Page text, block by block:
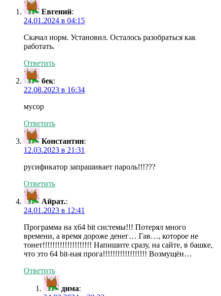
Евгений:
24.01.2024 в 04:15
Скачал норм. Установил. Осталось разобраться как
работать.
Ответить
бек:
22.08.2023 в 16:34
мусор
Ответить
Константин:
12.03.2023 в 21:31
русификатор запрашивает пароль!!!???
Ответить
Айрат.:
24.01.2023 в 12:41
Программа на х64 bit системы!!! Потерял много
времени, а время дороже денег… Гав…, которое не
тонет!!!!!!!!!!!!!!!!!!!! Напишите сразу, на сайте, в башке,
что это 64 bit-ная прога!!!!!!!!!!!!!!!!!! Возмущён…
Ответить
дима: